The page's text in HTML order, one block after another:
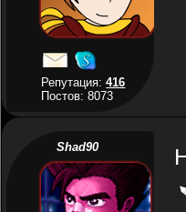
Репутация:416
Постов: 8073
Shad90